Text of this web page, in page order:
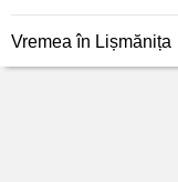
Vremea în Lișmănița